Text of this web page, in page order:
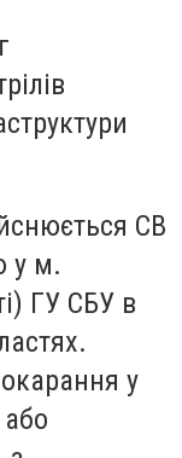
СВ
у м.
ГУ СБУ в
у